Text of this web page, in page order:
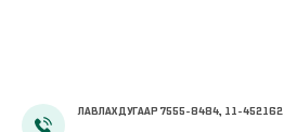
ЛАВЛАХ ДУГААР 7555-8484, 11-452162